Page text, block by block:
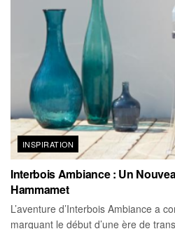
INSPIRATION
Interbois Ambiance : Un
Hammamet
L’aventure d’Interbois Ambiance a
marquant le début d’une ère de